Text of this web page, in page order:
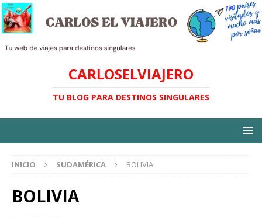
CARLOSELVIAJERO
TU BLOG PARA DESTINOS SINGULARES
INICIO SUDAMÉRICA BOLIVIA
BOLIVIA